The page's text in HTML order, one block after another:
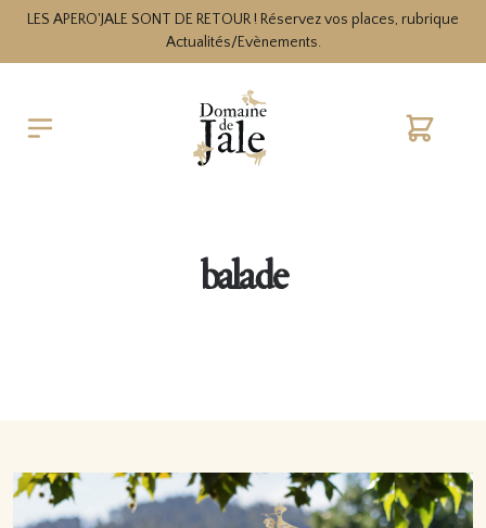
LES APERO'JALE SONT DE RETOUR ! Réservez vos places, rubrique
Actualités/Evènements.
Cart
balade